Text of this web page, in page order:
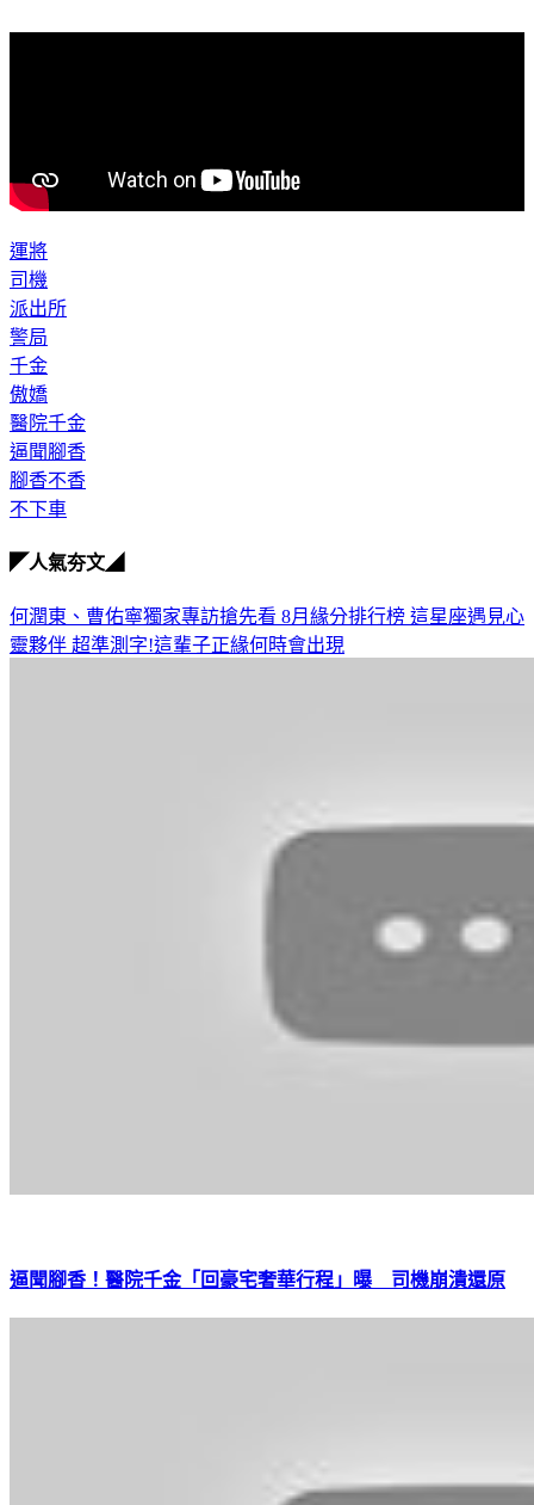
運將
司機
派出所
警局
千金
傲嬌
醫院千金
逼聞腳香
腳香不香
不下車
◤人氣夯文◢
何潤東、曹佑寧獨家專訪搶先看 8月緣分排行榜 這星座遇見心
靈夥伴 超準測字!這輩子正緣何時會出現
逼聞腳香！醫院千金「回豪宅奢華行程」曝 司機崩潰還原